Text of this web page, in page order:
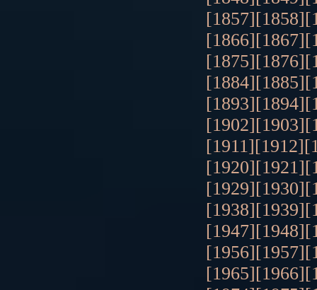
[1857][1858]
[1866][1867]
[1875][1876]
[1884][1885]
[1893][1894]
[1902][1903]
[1911][1912]
[1920][1921]
[1929][1930]
[1938][1939]
[1947][1948]
[1956][1957]
[1965][1966]